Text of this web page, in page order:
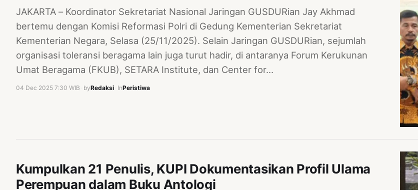
JAKARTA – Koordinator Sekretariat Nasional Jaringan GUSDURian Jay Akhmad
bertemu dengan Komisi Reformasi Polri di Gedung Kementerian Sekretariat
Kementerian Negara, Selasa (25/11/2025). Selain Jaringan GUSDURian, sejumlah
organisasi toleransi beragama lain juga turut hadir, di antaranya Forum Kerukunan
Umat Beragama (FKUB), SETARA Institute, dan Center for…
04 Dec 2025 7:30 WIB byRedaksi InPeristiwa
Kumpulkan 21 Penulis, KUPI Dokumentasikan Profil Ulama
Perempuan dalam Buku Antologi